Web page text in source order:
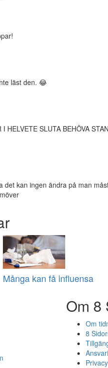
läst den. 😂
HELVETE SLUTA BEHÖVA
det kan ingen ändra på man
Många kan få influensa
Om 8
Om
8